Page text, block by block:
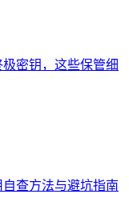
密钥，这些保管细
查方法与避坑指南